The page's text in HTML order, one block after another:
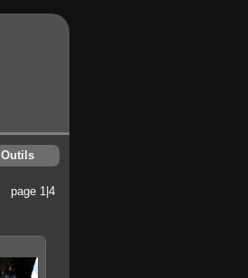
Outils
page 1|4